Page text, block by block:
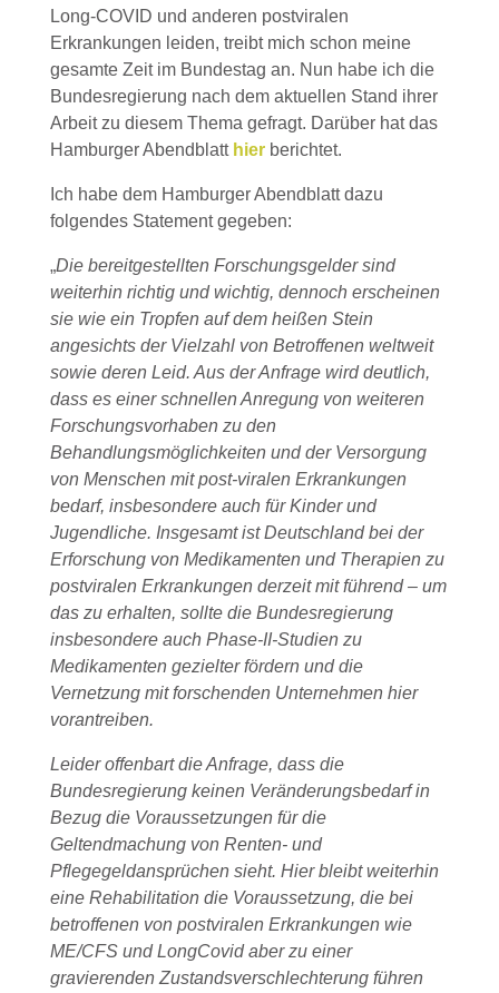
Long-COVID und anderen postviralen
Erkrankungen leiden, treibt mich schon meine
gesamte Zeit im Bundestag an. Nun habe ich die
Bundesregierung nach dem aktuellen Stand ihrer
Arbeit zu diesem Thema gefragt. Darüber hat das
Hamburger Abendblatt hierberichtet.
Ich habe dem Hamburger Abendblatt dazu
folgendes Statement gegeben:
„Die bereitgestellten Forschungsgelder sind
weiterhin richtig und wichtig, dennoch erscheinen
sie wie ein Tropfen auf dem heißen Stein
angesichts der Vielzahl von Betroffenen weltweit
sowie deren Leid. Aus der Anfrage wird deutlich,
dass es einer schnellen Anregung von weiteren
Forschungsvorhaben zu den
Behandlungsmöglichkeiten und der Versorgung
von Menschen mit post-viralen Erkrankungen
bedarf, insbesondere auch für Kinder und
Jugendliche. Insgesamt ist Deutschland bei der
Erforschung von Medikamenten und Therapien zu
postviralen Erkrankungen derzeit mit führend – um
das zu erhalten, sollte die Bundesregierung
insbesondere auch Phase-II-Studien zu
Medikamenten gezielter fördern und die
Vernetzung mit forschenden Unternehmen hier
vorantreiben.
Leider offenbart die Anfrage, dass die
Bundesregierung keinen Veränderungsbedarf in
Bezug die Voraussetzungen für die
Geltendmachung von Renten- und
Pflegegeldansprüchen sieht. Hier bleibt weiterhin
eine Rehabilitation die Voraussetzung, die bei
betroffenen von postviralen Erkrankungen wie
ME/CFS und LongCovid aber zu einer
gravierenden Zustandsverschlechterung führen